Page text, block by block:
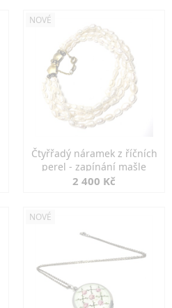
NOVÉ
Čtyřřadý náramek z říčních
perel - zapínání mašle
2 400 Kč
NOVÉ